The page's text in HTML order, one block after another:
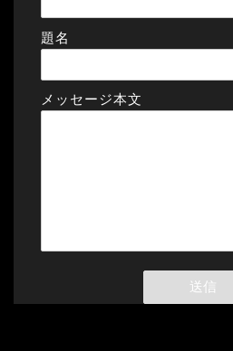
題名
メッセージ本文